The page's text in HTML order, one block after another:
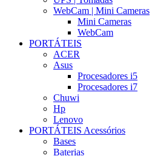
WebCam | Mini Cameras
Mini Cameras
WebCam
PORTÁTEIS
ACER
Asus
Procesadores i5
Procesadores i7
Chuwi
Hp
Lenovo
PORTÁTEIS Acessórios
Bases
Baterias